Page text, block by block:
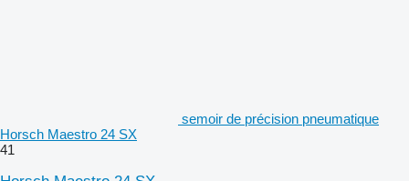
semoir de précision pneumatique
Horsch Maestro 24 SX
41